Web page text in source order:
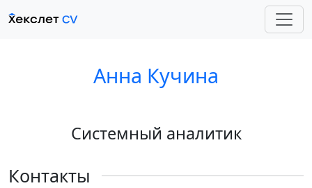
Анна Кучина
Системный аналитик
Контакты